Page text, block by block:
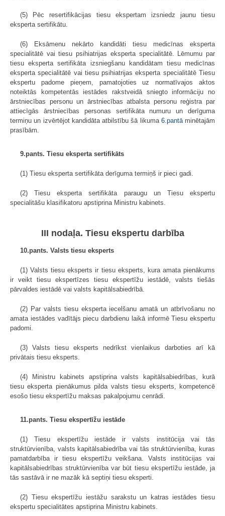
(5) Pēc resertifikācijas tiesu ekspertam izsniedz jaunu tiesu
eksperta sertifikātu.
(6) Eksāmenu nekārto kandidāti tiesu medicīnas eksperta
specialitātē vai tiesu psihiatrijas eksperta specialitātē. Lēmumu par
tiesu eksperta sertifikāta izsniegšanu kandidātam tiesu medicīnas
eksperta specialitātē vai tiesu psihiatrijas eksperta specialitātē Tiesu
ekspertu padome pieņem, pamatojoties uz normatīvajos aktos
noteiktās kompetentās iestādes rakstveidā sniegto informāciju no
ārstniecības personu un ārstniecības atbalsta personu reģistra par
attiecīgās ārstniecības personas sertifikāta numuru un derīguma
termiņu un izvērtējot kandidāta atbilstību šā likuma 6.pantāminētajām
prasībām.
9.pants. Tiesu eksperta sertifikāts
(1) Tiesu eksperta sertifikāta derīguma termiņš ir pieci gadi.
(2) Tiesu eksperta sertifikāta paraugu un Tiesu ekspertu
specialitāšu klasifikatoru apstiprina Ministru kabinets.
III nodaļa. Tiesu ekspertu darbība
10.pants. Valsts tiesu eksperts
(1) Valsts tiesu eksperts ir tiesu eksperts, kura amata pienākums
ir veikt tiesu ekspertīzes tiesu ekspertīžu iestādē, valsts tiešās
pārvaldes iestādē vai valsts kapitālsabiedrībā.
(2) Par valsts tiesu eksperta iecelšanu amatā un atbrīvošanu no
amata iestādes vadītājs piecu darbdienu laikā informē Tiesu ekspertu
padomi.
(3) Valsts tiesu eksperts nedrīkst vienlaikus darboties arī kā
privātais tiesu eksperts.
(4) Ministru kabinets apstiprina valsts kapitālsabiedrības, kurā
tiesu eksperta pienākumus pilda valsts tiesu eksperts, kompetencē
esošo tiesu ekspertīžu maksas pakalpojumu cenrādi.
11.pants. Tiesu ekspertīžu iestāde
(1) Tiesu ekspertīžu iestāde ir valsts institūcija vai tās
struktūrvienība, valsts kapitālsabiedrība vai tās struktūrvienība, kuras
pamatdarbība ir tiesu ekspertīžu veikšana. Valsts institūcijas vai
kapitālsabiedrības struktūrvienība var būt tiesu ekspertīžu iestāde, ja
tās sastāvā ir ne mazāk kā septiņi tiesu eksperti.
(2) Tiesu ekspertīžu iestāžu sarakstu un katras iestādes tiesu
ekspertu specialitātes apstiprina Ministru kabinets.